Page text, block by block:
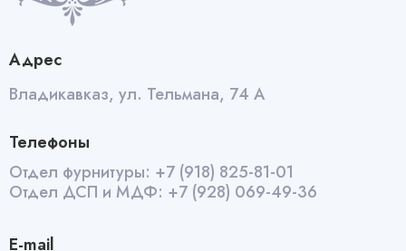
Адрес
Владикавказ, ул. Тельмана, 74 А
Телефоны
Отдел фурнитуры: +7 (918) 825-81-01
Отдел ДСП и МДФ: +7 (928) 069-49-36
E-mail